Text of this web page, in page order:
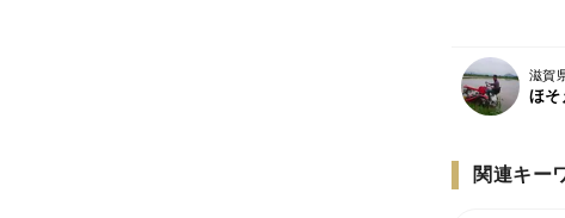
滋賀
ほそ
関連キー